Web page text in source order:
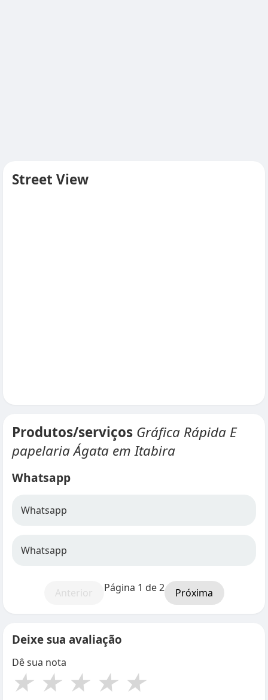
Street View
Produtos/serviços Gráfica Rápida E
papelaria Ágata em Itabira
Whatsapp
Whatsapp
Whatsapp
Anterior Página 1 de 2 Próxima
Deixe sua avaliação
Dê sua nota
★ ★ ★ ★ ★